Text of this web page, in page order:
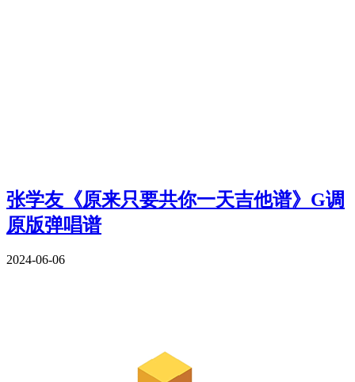
张学友《原来只要共你一天吉他谱》G调
原版弹唱谱
2024-06-06